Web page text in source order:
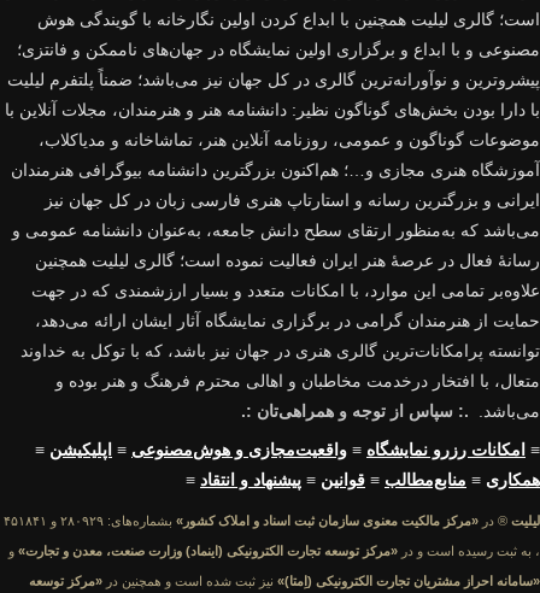
است؛ گالری لیلیت همچنین با ابداع کردن اولین نگارخانه با گویندگی هوش
مصنوعی و با ابداع و برگزاری اولین نمایشگاه در جهان‌های ناممکن و فانتزی؛
پیشروترین و نوآورانه‌ترین گالری در کل جهان نیز می‌باشد؛ ضمناً پلتفرم لیلیت
با دارا بودن بخش‌های گوناگون نظیر: دانشنامه هنر و هنرمندان، مجلات آنلاین با
موضوعات گوناگون و عمومی، روزنامه آنلاین هنر، تماشاخانه و مدیاکلاب،
آموزشگاه هنری مجازی و…؛ هم‌اکنون بزرگترین دانشنامه بیوگرافی هنرمندان
ایرانی و بزرگترین رسانه و استارتاپ هنری فارسی زبان در کل جهان نیز
می‌باشد که به‌منظور ارتقای سطح دانش جامعه، به‌عنوان دانشنامه عمومی و
رسانهٔ فعال در عرصهٔ هنر ایران فعالیت نموده است؛ گالری لیلیت همچنین
علاوه‌بر تمامی این موارد، با امکانات متعدد و بسیار ارزشمندی که در جهت
حمایت از هنرمندان گرامی در برگزاری نمایشگاه آثار ایشان ارائه می‌دهد،
توانسته پرامکانات‌ترین گالری هنری در جهان نیز باشد، که با توکل به خداوند
متعال، با افتخار درخدمت مخاطبان و اهالی محترم فرهنگ و هنر بوده و
می‌باشد. .: سپاس از توجه و همراهی‌تان :.
≡ امکانات رزرو نمایشگاه ≡ واقعیت‌مجازی و هوش‌مصنوعی ≡ اپلیکیشن ≡
همکاری ≡ منابع‌مطالب ≡ قوانین ≡ پیشنهاد و انتقاد ≡
لیلیت ® در «مرکز مالکیت معنوی سازمان ثبت اسناد و املاک کشور» بشماره‌های: ۲۸۰۹۲۹ و ۴۵۱۸۴۱
، به ثبت رسیده است و در «مرکز توسعه تجارت الکترونیکی (اینماد) وزارت صنعت، معدن و تجارت» و
«سامانه احراز مشتریان تجارت الکترونیکی (اِمتا)» نیز ثبت شده است و همچنین در «مرکز توسعه